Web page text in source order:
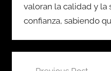
valoran la calidad y la
confianza, sabiendo